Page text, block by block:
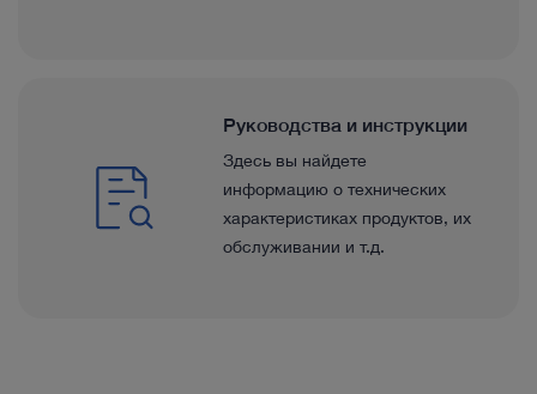
Руководства и инструкции
Здесь вы найдете
информацию о технических
характеристиках продуктов, их
обслуживании и т.д.